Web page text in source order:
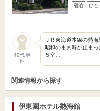
宿泊 ひと
40代 男
性
ＪＲ東海道本線の熱
昭和のまま時が止ま
５室…
関連情報から探す
伊東園ホテル熱海館